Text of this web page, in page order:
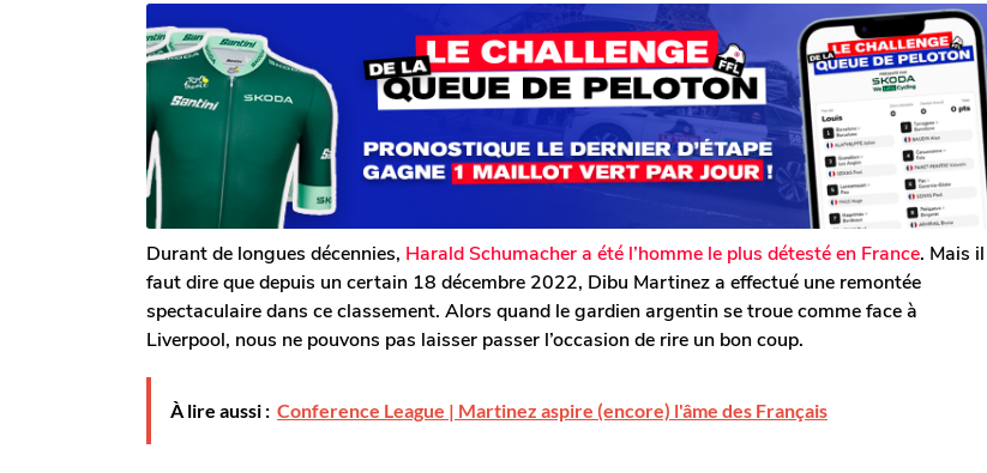
n
s
a
g
o
r
T
o
m
G
a
l
e
r
o
n
s
a
o
Durant de longues décennies, Harald Schumacher a été l’homme le plus détesté en France. Mais il
faut dire que depuis un certain 18 décembre 2022, Dibu Martinez a effectué une remontée
spectaculaire dans ce classement. Alors quand le gardien argentin se troue comme face à
Liverpool, nous ne pouvons pas laisser passer l’occasion de rire un bon coup.
À lire aussi : Conference League | Martinez aspire (encore) l'âme des Français